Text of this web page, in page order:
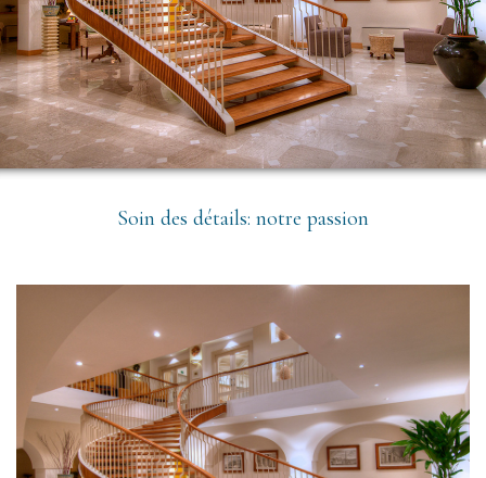
Soin des détails: notre passion